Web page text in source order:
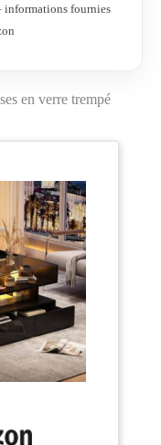
leger et
Dimensions:
et expédié de
:
maison ou au
de votre
Pas de
en étage
DE PRISE
RENDEZ-
(1 jour plein
lundi au
ou
de
près de
fournies
en verre trempé